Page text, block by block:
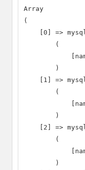
Array
(
[0] =>
        (
        )
[1] =>
        (
        )
[2] =>
        (
        )